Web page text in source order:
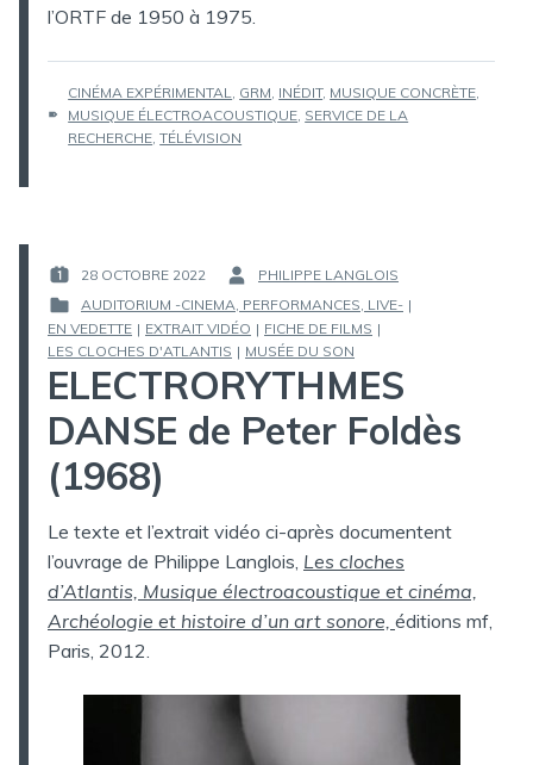
l’ORTF de 1950 à 1975.
ÉTIQUETTES :
CINÉMA EXPÉRIMENTAL GRM INÉDIT, MUSIQUE CONCRÈTE
MUSIQUE ÉLECTROACOUSTIQUE SERVICE DE LA
RECHERCHE ,TÉLÉVISION
PUBLIÉ
LE :
28 OCTOBRE 2022
PAR :
PHILIPPE LANGLOIS
PUBLIÉ
DANS
AUDITORIUM -CINEMA, PERFORMANCES, LIVE- |
EN VEDETTE | EXTRAIT VIDÉO | FICHE DE FILMS |
LES CLOCHES D'ATLANTIS | MUSÉE DU SON
ELECTRORYTHMES
DANSE de Peter Foldès
(1968)
Le texte et l’extrait vidéo ci-après documentent
l’ouvrage de Philippe Langlois, Les cloches
d’Atlantis, Musique électroacoustique et cinéma,
Archéologie et histoire d’un art sonore, éditions mf,
Paris, 2012.